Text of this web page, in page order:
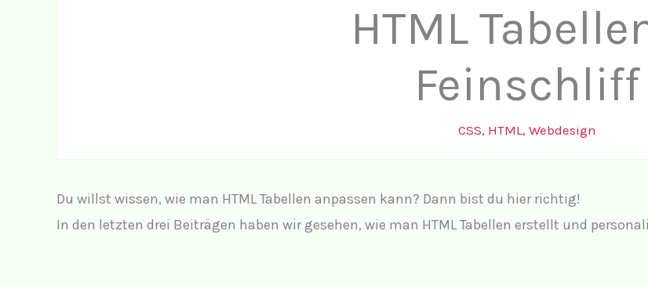
HTML
Feinschliff
CSS, HTML, Webdesign
Du willst wissen, wie man HTML Tabellen anpassen kann? Dann bist du hier richtig!
In den letzten drei Beiträgen haben wir gesehen, wie man HTML Tabellen erstellt und